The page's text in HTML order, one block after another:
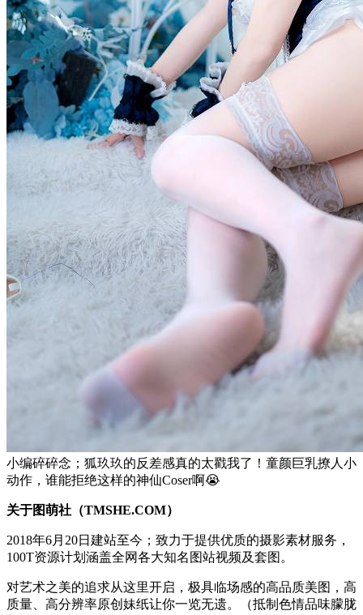
小编碎碎念；狐玖玖的反差感真的太戳我了！童颜巨乳撩人小
动作，谁能拒绝这样的神仙Coser啊😭
关于图萌社（TMSHE.COM）
2018年6月20日建站至今；致力于提供优质的摄影素材服务，
100T资源计划涵盖全网各大知名图站视频及套图。
对艺术之美的追求从这里开启，极具临场感的高品质美图，高
质量、高分辨率原创妹纸让你一览无遗。（抵制色情品味朦胧